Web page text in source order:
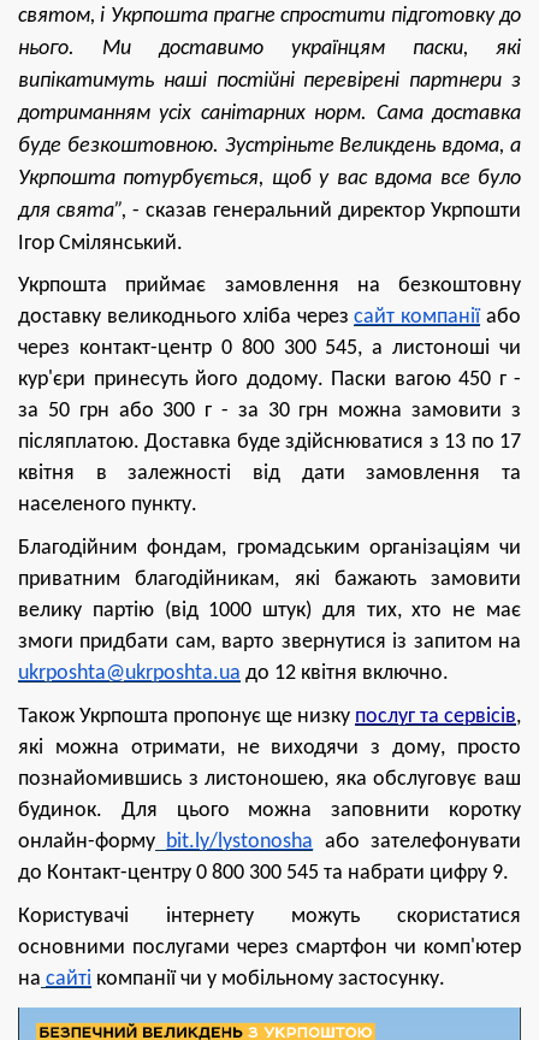
святом, і Укрпошта прагне спростити підготовку до
нього. Ми доставимо українцям паски, які
випікатимуть наші постійні перевірені партнери з
дотриманням усіх санітарних норм. Сама доставка
буде безкоштовною. Зустріньте Великдень вдома, а
Укрпошта потурбується, щоб у вас вдома все було
для свята”, - сказав генеральний директор Укрпошти
Ігор Смілянський.
Укрпошта приймає замовлення на безкоштовну
доставку великоднього хліба черезсайт компанії або
через контакт-центр 0 800 300 545, а листоноші чи
кур'єри принесуть його додому. Паски вагою 450 г -
за 50 грн або 300 г - за 30 грн можна замовити з
післяплатою. Доставка буде здійснюватися з 13 по 17
квітня в залежності від дати замовлення та
населеного пункту.
Благодійним фондам, громадським організаціям чи
приватним благодійникам, які бажають замовити
велику партію (від 1000 штук) для тих, хто не має
змоги придбати сам, варто звернутися із запитом на
ukrposhta@ukrposhta.ua до 12 квітня включно.
Також Укрпошта пропонує ще низку послуг та сервісів,
які можна отримати, не виходячи з дому, просто
познайомившись з листоношею, яка обслуговує ваш
будинок. Для цього можна заповнити коротку
онлайн-форму bit.ly/lystonosha або зателефонувати
до Контакт-центру 0 800 300 545 та набрати цифру 9.
Користувачі інтернету можуть скористатися
основними послугами через смартфон чи комп'ютер
на сайті компанії чи у мобільному застосунку.